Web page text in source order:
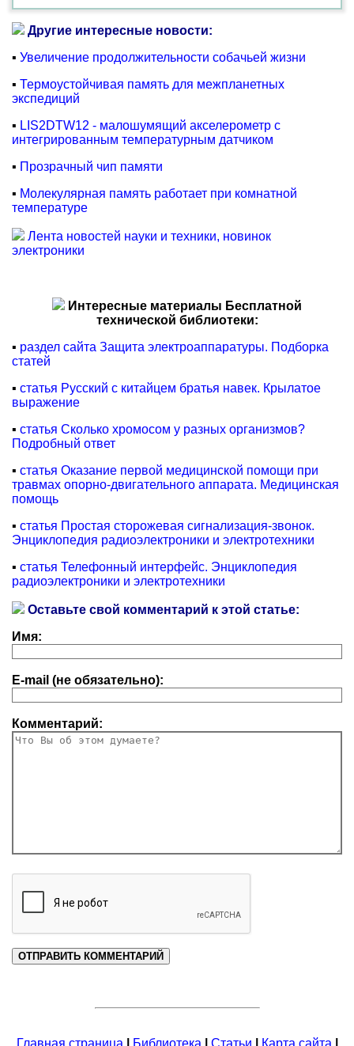
Другие интересные новости:
▪ Увеличение продолжительности собачьей жизни
▪ Термоустойчивая память для межпланетных
экспедиций
▪ LIS2DTW12 - малошумящий акселерометр с
интегрированным температурным датчиком
▪ Прозрачный чип памяти
▪ Молекулярная память работает при комнатной
температуре
Лента новостей науки и техники, новинок
электроники
Интересные материалы Бесплатной
технической библиотеки:
▪ раздел сайта Защита электроаппаратуры. Подборка
статей
▪ статья Русский с китайцем братья навек. Крылатое
выражение
▪ статья Сколько хромосом у разных организмов?
Подробный ответ
▪ статья Оказание первой медицинской помощи при
травмах опорно-двигательного аппарата. Медицинская
помощь
▪ статья Простая сторожевая сигнализация-звонок.
Энциклопедия радиоэлектроники и электротехники
▪ статья Телефонный интерфейс. Энциклопедия
радиоэлектроники и электротехники
Оставьте свой комментарий к этой статье:
Имя:
E-mail (не обязательно):
Комментарий:
Главная страница Библиотека Статьи Карта сайта